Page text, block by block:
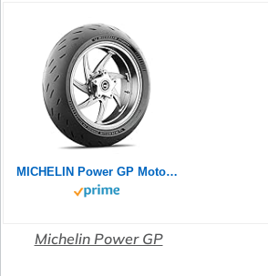
MICHELIN Power GP Motorradreifen 120/70ZR17 (58W) Vorderrad
Michelin Power GP